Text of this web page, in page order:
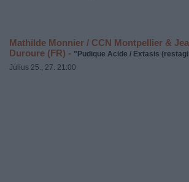
Mathilde Monnier / CCN Montpellier &
Duroure (FR) - "Pudique Acide / Extasis
Július 25., 27. 21:00